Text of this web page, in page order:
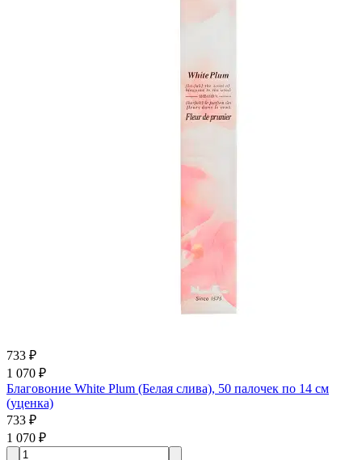
733 ₽
1 070 ₽
Благовоние White Plum (Белая слива), 50 палочек по 14 см
(уценка)
733 ₽
1 070 ₽